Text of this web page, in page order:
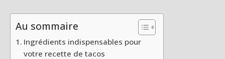
Au sommaire
Ingrédients indispensables pour
votre recette de tacos